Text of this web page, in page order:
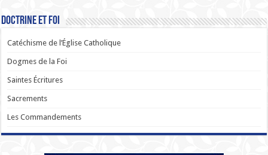
Doctrine et Foi
Catéchisme de l’Église Catholique
Dogmes de la Foi
Saintes Écritures
Sacrements
Les Commandements